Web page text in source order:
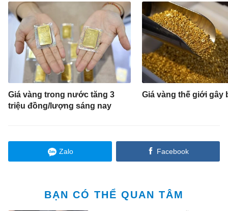
Giá vàng trong nước tăng 3
triệu đồng/lượng sáng nay
Giá vàng thế giới gây
Zalo Facebook
BẠN CÓ THỂ QUAN TÂM